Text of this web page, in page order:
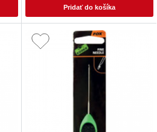
Pridať do košíka